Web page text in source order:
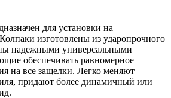
для установки на
изготовлены из ударопрочного
надежными универсальными
обеспечивать равномерное
на все защелки. Легко меняют
придают более динамичный или